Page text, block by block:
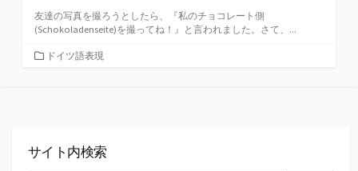
友達の写真を撮ろうとしたら、『私のチョコレート側
(Schokoladenseite)を撮ってね！』と言われました。さて、...
カドイツ語表現
サイト内検索